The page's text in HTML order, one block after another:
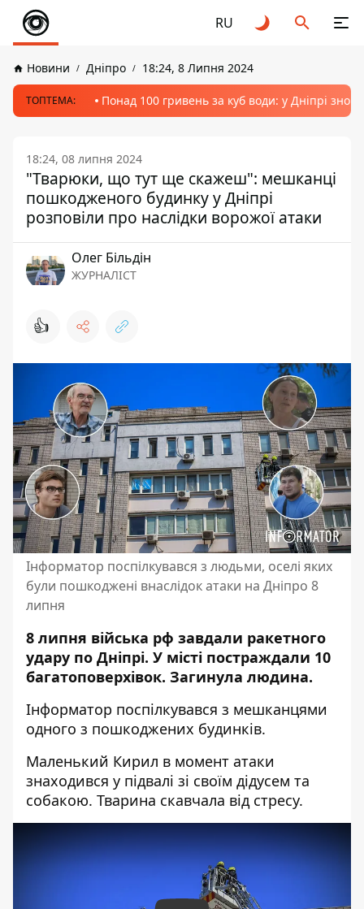
RU
Новини Дніпро 18:24, 8 Липня 2024
ТОПТЕМА: Понад 100 гривень за куб води: у Дніпрі
18:24, 08 липня 2024
"Тварюки, що тут ще скажеш": мешканці
пошкодженого будинку у Дніпрі
розповіли про наслідки ворожої атаки
Олег Більдін
ЖУРНАЛІСТ
👍
Інформатор поспілкувався з людьми, оселі яких
були пошкоджені внаслідок атаки на Дніпро 8
липня
8 липня війська рф завдали ракетного
удару по Дніпрі. У місті постраждали 10
багатоповерхівок. Загинула людина.
Інформатор поспілкувався з мешканцями
одного з пошкоджених будинків.
Маленький Кирил в момент атаки
знаходився у підвалі зі своїм дідусем та
собакою. Тварина скавчала від стресу.